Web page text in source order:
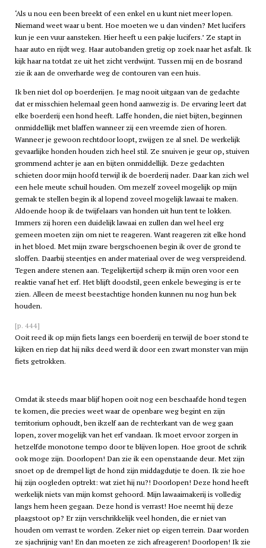
‘Als u nou een been breekt of een enkel en u kunt niet meer lopen.
Niemand weet waar u bent. Hoe moeten we u dan vinden? Met lucifers
kun je een vuur aansteken. Hier heeft u een pakje lucifers.’ Ze stapt in
haar auto en rijdt weg. Haar autobanden gretig op zoek naar het asfalt. Ik
kijk haar na totdat ze uit het zicht verdwijnt. Tussen mij en de bosrand
zie ik aan de onverharde weg de contouren van een huis.
Ik ben niet dol op boerderijen. Je mag nooit uitgaan van de gedachte
dat er misschien helemaal geen hond aanwezig is. De ervaring leert dat
elke boerderij een hond heeft. Laffe honden, die niet bijten, beginnen
onmiddellijk met blaffen wanneer zij een vreemde zien of horen.
Wanneer je gewoon rechtdoor loopt, zwijgen ze al snel. De werkelijk
gevaarlijke honden houden zich heel stil. Ze snuiven je geur op, stuiven
grommend achter je aan en bijten onmiddellijk. Deze gedachten
schieten door mijn hoofd terwijl ik de boerderij nader. Daar kan zich wel
een hele meute schuil houden. Om mezelf zoveel mogelijk op mijn
gemak te stellen begin ik al lopend zoveel mogelijk lawaai te maken.
Aldoende hoop ik de twijfelaars van honden uit hun tent te lokken.
Immers zij horen een duidelijk lawaai en zullen dan wel heel erg
gemeen moeten zijn om niet te reageren. Want reageren zit elke hond
in het bloed. Met mijn zware bergschoenen begin ik over de grond te
sloffen. Daarbij steentjes en ander materiaal over de weg verspreidend.
Tegen andere stenen aan. Tegelijkertijd scherp ik mijn oren voor een
reaktie vanaf het erf. Het blijft doodstil, geen enkele beweging is er te
zien. Alleen de meest beestachtige honden kunnen nu nog hun bek
houden.
[p. 444]
Ooit reed ik op mijn fiets langs een boerderij en terwijl de boer stond te
kijken en riep dat hij niks deed werd ik door een zwart monster van mijn
fiets getrokken.
Omdat ik steeds maar blijf hopen ooit nog een beschaafde hond tegen
te komen, die precies weet waar de openbare weg begint en zijn
territorium ophoudt, ben ikzelf aan de rechterkant van de weg gaan
lopen, zover mogelijk van het erf vandaan. Ik moet ervoor zorgen in
hetzelfde monotone tempo door te blijven lopen. Hoe groot de schrik
ook moge zijn. Doorlopen! Dan zie ik een openstaande deur. Met zijn
snoet op de drempel ligt de hond zijn middagdutje te doen. Ik zie hoe
hij zijn oogleden optrekt: wat ziet hij nu?! Doorlopen! Deze hond heeft
werkelijk niets van mijn komst gehoord. Mijn lawaaimakerij is volledig
langs hem heen gegaan. Deze hond is verrast! Hoe neemt hij deze
plaagstoot op? Er zijn verschrikkelijk veel honden, die er niet van
houden om verrast te worden. Zeker niet op eigen terrein. Daar worden
ze sjachrijnig van! En dan moeten ze zich afreageren! Doorlopen! Ik zie